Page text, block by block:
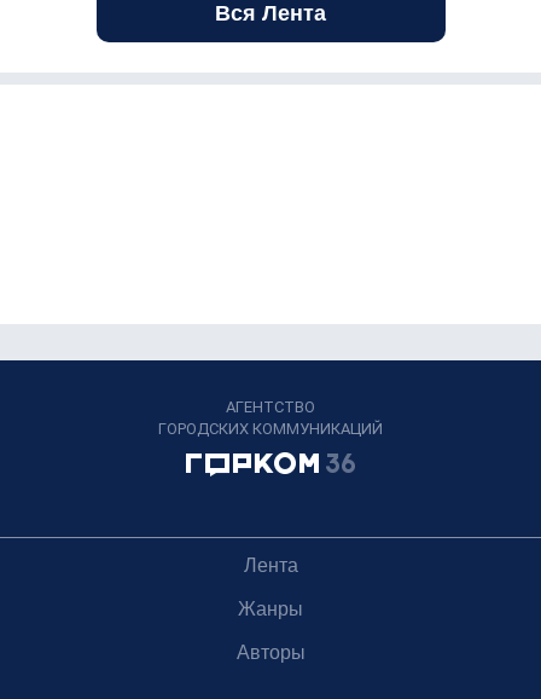
Вся Лента
АГЕНТСТВО
ГОРОДСКИХ КОММУНИКАЦИЙ
Лента
Жанры
Авторы